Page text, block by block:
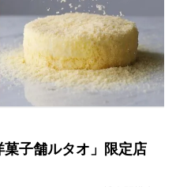
菓子舗ルタオ」限定店